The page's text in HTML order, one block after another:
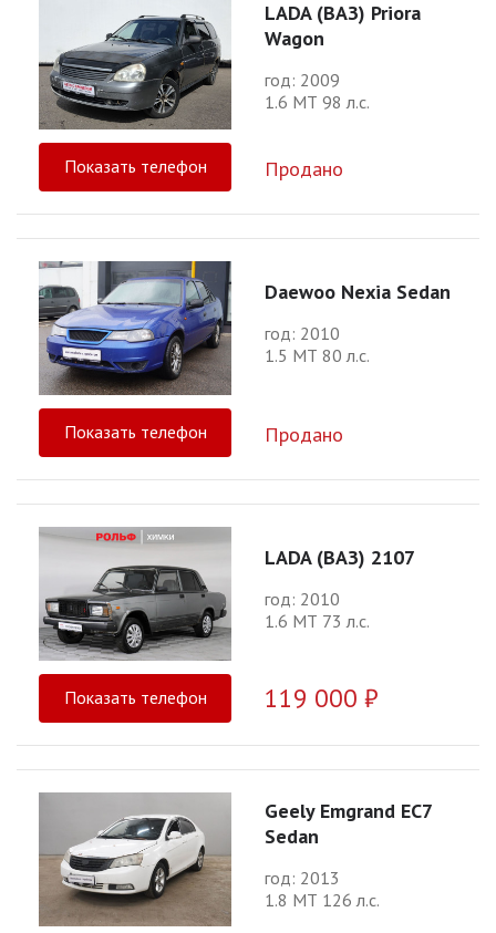
LADA (ВАЗ) Priora
Wagon
год: 2009
1.6 МТ 98 л.с.
Показать телефон Продано
Daewoo Nexia Sedan
год: 2010
1.5 МТ 80 л.с.
Показать телефон Продано
LADA (ВАЗ) 2107
год: 2010
1.6 МТ 73 л.с.
Показать телефон 119 000 ₽
Geely Emgrand EC7
Sedan
год: 2013
1.8 МТ 126 л.с.